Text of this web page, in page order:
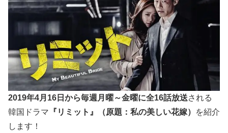
2019年4月16日から毎週月曜～金曜に全16話放送される
韓国ドラマ 『リミット』 （原題：私の美しい花嫁）
を紹介
します！